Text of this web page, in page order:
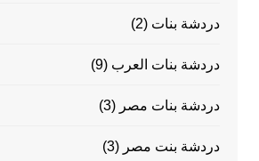
دردشة بنات (2)
دردشة بنات العرب (9)
دردشة بنات مصر (3)
دردشة بنت مصر (3)